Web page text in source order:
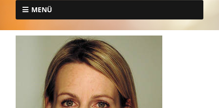
MENÜ